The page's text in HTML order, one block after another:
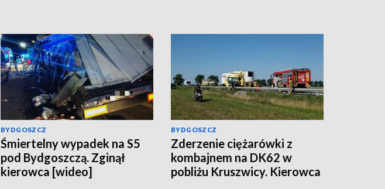
BYDGOSZCZ
Śmiertelny wypadek na S5
pod Bydgoszczą. Zginął
kierowca [wideo]
BYDGOSZCZ
Zderzenie ciężarówki z
kombajnem na DK62 w
pobliżu Kruszwicy. Kierowca